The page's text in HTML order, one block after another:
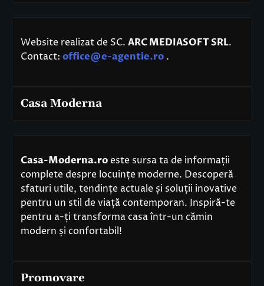
Website realizat de SC. ARC MEDIASOFT SRL.
Contact: office@e-agentie.ro .
Casa Moderna
Casa-Moderna.roeste sursa ta de informații
complete despre locuințe moderne. Descoperă
sfaturi utile, tendințe actuale și soluții inovative
pentru un stil de viață contemporan. Inspiră-te
pentru a-ți transforma casa într-un cămin
modern și confortabil!
Promovare